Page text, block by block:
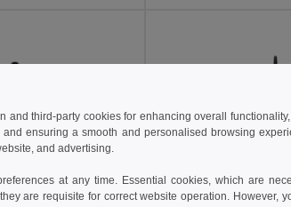
and third-party cookies for enhancing overall
ensuring a smooth and personalised browsing
and advertising.
at any time. Essential cookies, which are
are requisite for correct website operation. However,